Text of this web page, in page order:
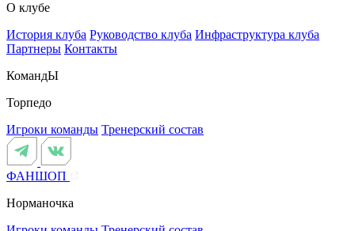
О клубе
История клуба Руководство клуба Инфраструктура клуба
Партнеры Контакты
КомандЫ
Торпедо
Игроки команды Тренерский состав
ФАНШОП
Норманочка